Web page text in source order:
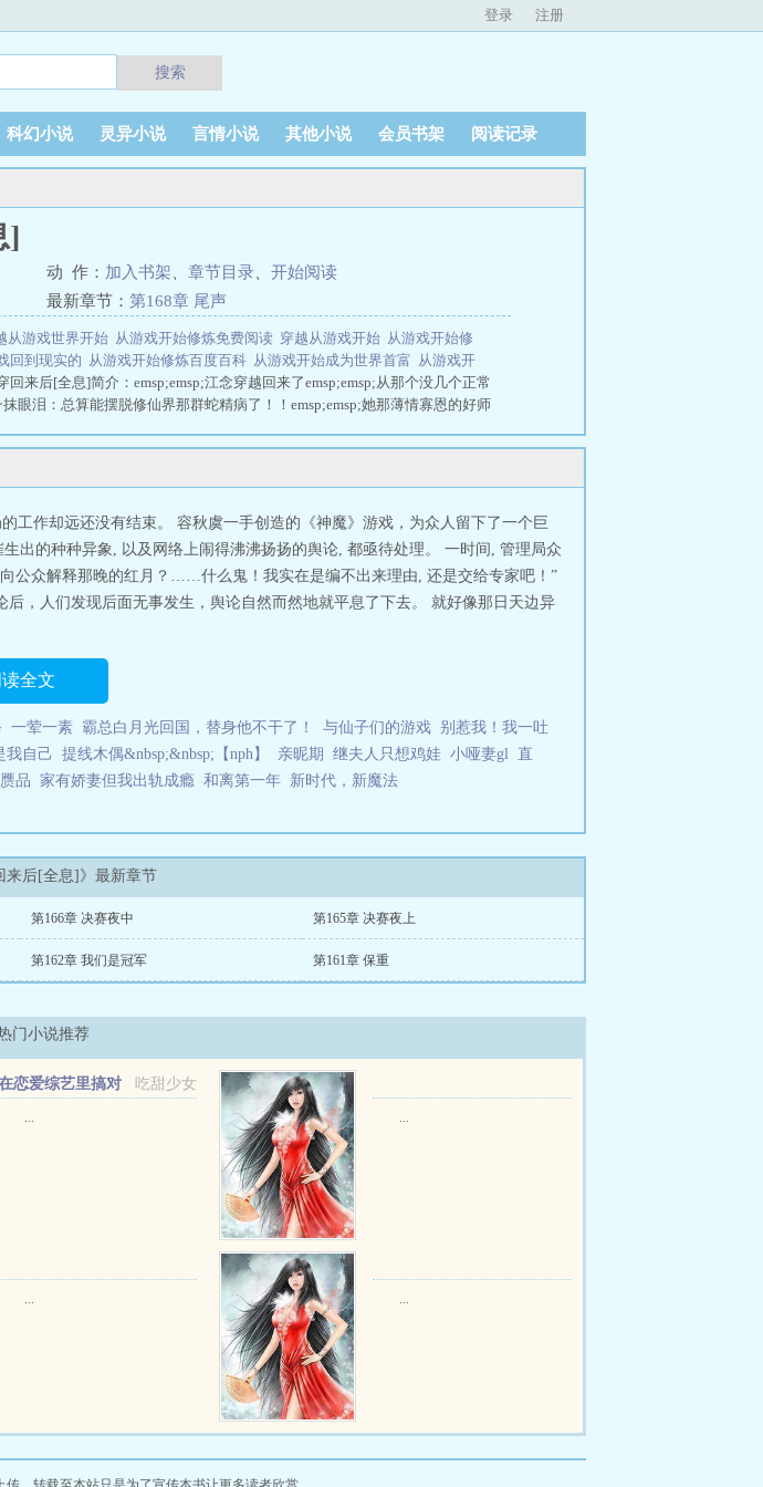
登录 注册
搜索
科幻小说 灵异小说 言情小说 其他小说 会员书架 阅读记录
]
动 作： 加入书架 章节目录
开始阅读
最新章节： 第168章 尾声
从游戏世界开始 从游戏开始修炼免费阅读 穿越从游戏开始 从游戏开始修
回到现实的 从游戏开始修炼百度百科 从游戏开始成为世界首富 从游戏开
回来后[全息]简介：emsp;emsp;江念穿越回来了emsp;emsp;从那个没几个正常
眼泪：总算能摆脱修仙界那群蛇精病了！！emsp;emsp;她那薄情寡恩的好师
工作却远还没有结束。 容秋虞一手创造的《神魔》游戏，为众人留下了一个巨
出的种种异象, 以及网络上闹得沸沸扬扬的舆论, 都亟待处理。 一时间, 管理局众
公众解释那晚的红月？……什么鬼！我实在是编不出来理由, 还是交给专家吧！”
，人们发现后面无事发生，舆论自然而然地就平息了下去。 就好像那日天边异
全文
一荤一素 霸总白月光回国，替身他不干了！ 与仙子们的游戏 别惹我！我一吐
我自己 提线木偶&nbsp;&nbsp;【nph】 亲昵期 继夫人只想鸡娃 小哑妻gl 直
品 家有娇妻但我出轨成瘾 和离第一年 新时代，新魔法
来后[全息]》最新章节
第166章 决赛夜中 第165章 决赛夜上
第162章 我们是冠军 第161章 保重
门小说推荐
吃甜少女
恋爱综艺里搞对
... ...
... ...